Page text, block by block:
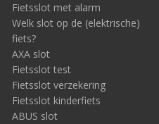
Fietsslot met alarm
Welk slot op de (elektrische)
fiets?
AXA slot
Fietsslot test
Fietsslot verzekering
Fietsslot kinderfiets
ABUS slot